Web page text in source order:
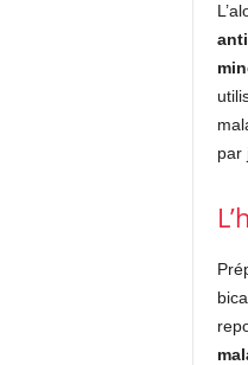
par